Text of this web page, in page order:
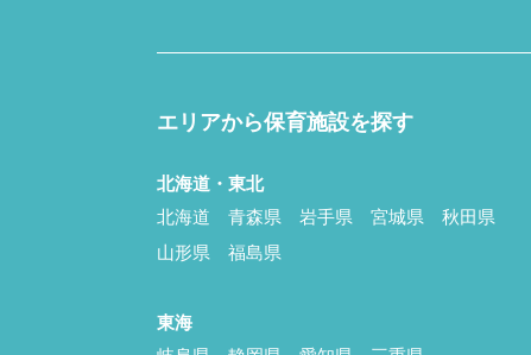
エリアから保育施設を探す
北海道・東北
北海道
青森県 岩手県 宮城県
秋田県
山形県
福島県
東海